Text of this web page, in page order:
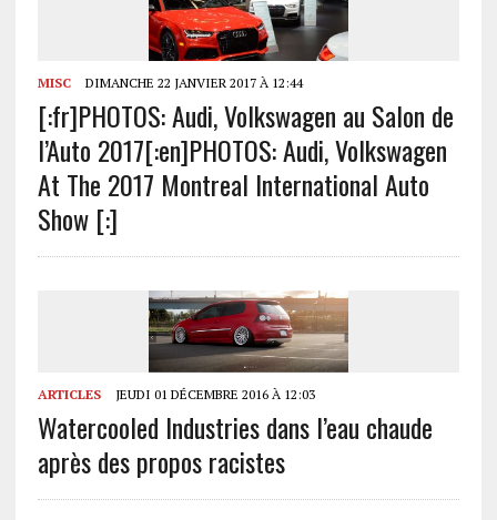
MISC DIMANCHE 22 JANVIER 2017 À 12:44
[:fr]PHOTOS: Audi, Volkswagen au Salon de
l’Auto 2017[:en]PHOTOS: Audi, Volkswagen
At The 2017 Montreal International Auto
Show [:]
ARTICLES JEUDI 01 DÉCEMBRE 2016 À 12:03
Watercooled Industries dans l’eau chaude
après des propos racistes